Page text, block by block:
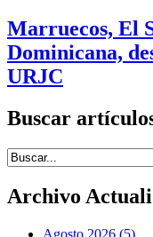
Marruecos, El
Dominicana,
URJC
Buscar
Introduce términos de
Archivo
Agosto 2026 (5)